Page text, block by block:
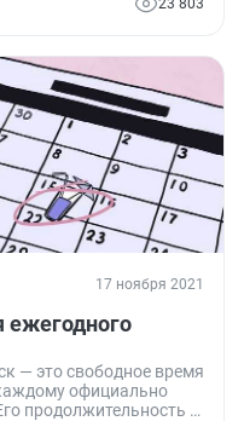
23 803
17 ноября 2021
ежегодного
— это свободное время
официально
продолжительность и